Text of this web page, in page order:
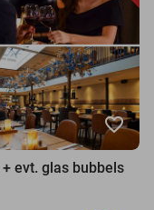
favorite_border
evt. glas bubbels